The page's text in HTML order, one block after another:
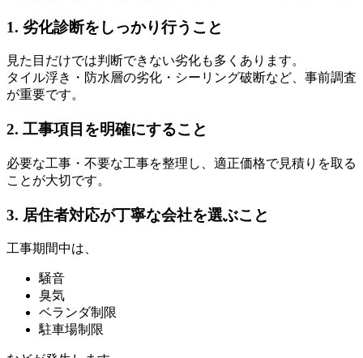
1. 劣化診断をしっかり行うこと
見た目だけでは判断できない劣化も多くあります。
タイル浮き・防水層の劣化・シーリング破断など、事前調査
が重要です。
2. 工事項目を明確にすること
必要な工事・不要な工事を整理し、適正価格で見積りを取る
ことが大切です。
3. 居住者対応が丁寧な会社を選ぶこと
工事期間中は、
騒音
臭気
ベランダ制限
駐車場制限